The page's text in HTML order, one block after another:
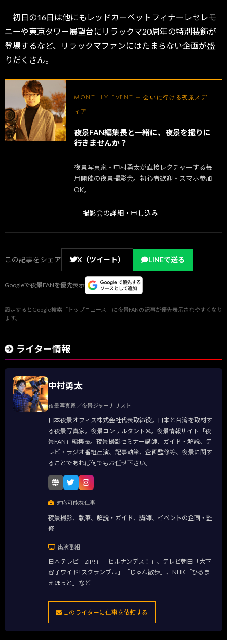
初日の16日は他にもレッドカーペットフィナーレセレモ
ニーや東京タワー展望台にリラックマ20周年の特別装飾が
登場するなど、リラックマファンにはたまらない企画が盛
りだくさん。
MONTHLY EVENT — 会いに行ける夜景メデ
ィア
夜景FAN編集長と一緒に、夜景を撮りに
行きませんか？
夜景写真家・中村勇太が直接レクチャーする毎
月開催の夜景撮影会。初心者歓迎・スマホ参加
OK。
撮影会の詳細・申し込み
この記事をシェア X（ツイート） LINEで送る
Googleで夜景FANを優先表示
設定するとGoogle検索「トップニュース」に夜景FANの記事が優先表示されやすくなり
ます。
ライター情報
中村勇太
夜景写真家／夜景ジャーナリスト
日本夜景オフィス株式会社代表取締役。日本と台湾を取材す
る夜景写真家。夜景コンサルタント®。夜景情報サイト「夜
景FAN」編集長。夜景撮影セミナー講師、ガイド・解説、テ
レビ・ラジオ番組出演、記事執筆、企画監修等、夜景に関す
ることであれば何でもお任せ下さい。
対応可能な仕事
夜景撮影、執筆、解説・ガイド、講師、イベントの企画・監
修
出演番組
日本テレビ「ZIP!」「ヒルナンデス！」、テレビ朝日「大下
容子ワイド!スクランブル」「じゅん散歩」、NHK「ひるま
えほっと」など
このライターに仕事を依頼する